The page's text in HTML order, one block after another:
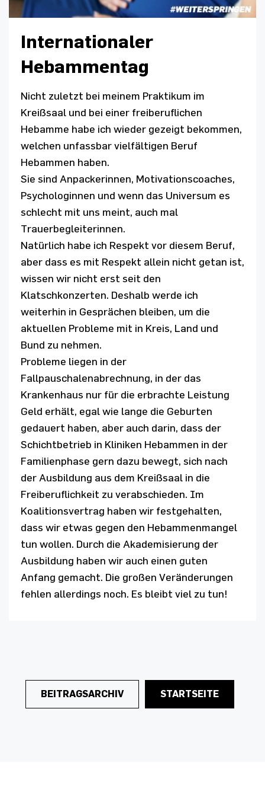
Internationaler
Hebammentag
Nicht zuletzt bei meinem Praktikum im
Kreißsaal und bei einer freiberuflichen
Hebamme habe ich wieder gezeigt bekommen,
welchen unfassbar vielfältigen Beruf
Hebammen haben.
Sie sind Anpackerinnen, Motivationscoaches,
Psychologinnen und wenn das Universum es
schlecht mit uns meint, auch mal
Trauerbegleiterinnen.
Natürlich habe ich Respekt vor diesem Beruf,
aber dass es mit Respekt allein nicht getan ist,
wissen wir nicht erst seit den
Klatschkonzerten. Deshalb werde ich
weiterhin in Gesprächen bleiben, um die
aktuellen Probleme mit in Kreis, Land und
Bund zu nehmen.
Probleme liegen in der
Fallpauschalenabrechnung, in der das
Krankenhaus nur für die erbrachte Leistung
Geld erhält, egal wie lange die Geburten
gedauert haben, aber auch darin, dass der
Schichtbetrieb in Kliniken Hebammen in der
Familienphase gern dazu bewegt, sich nach
der Ausbildung aus dem Kreißsaal in die
Freiberuflichkeit zu verabschieden. Im
Koalitionsvertrag haben wir festgehalten,
dass wir etwas gegen den Hebammenmangel
tun wollen. Durch die Akademisierung der
Ausbildung haben wir auch einen guten
Anfang gemacht. Die großen Veränderungen
fehlen allerdings noch. Es bleibt viel zu tun!
BEITRAGSARCHIV STARTSEITE